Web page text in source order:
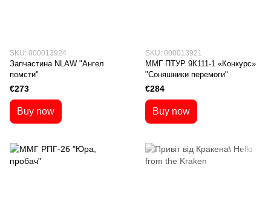
SKU: 000013924
Запчастина NLAW "Ангел
помсти"
€273
Buy now
SKU: 000013921
ММГ ПТУР 9К111-1 «Конкурс»
"Соняшники перемоги"
€284
Buy now